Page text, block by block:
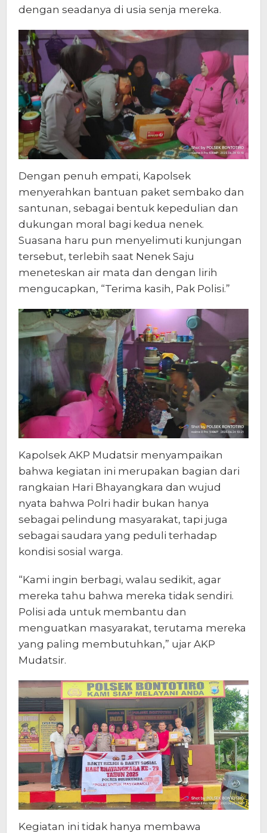
dengan seadanya di usia senja mereka.
Dengan penuh empati, Kapolsek
menyerahkan bantuan paket sembako dan
santunan, sebagai bentuk kepedulian dan
dukungan moral bagi kedua nenek.
Suasana haru pun menyelimuti kunjungan
tersebut, terlebih saat Nenek Saju
meneteskan air mata dan dengan lirih
mengucapkan, “Terima kasih, Pak Polisi.”
Kapolsek AKP Mudatsir menyampaikan
bahwa kegiatan ini merupakan bagian dari
rangkaian Hari Bhayangkara dan wujud
nyata bahwa Polri hadir bukan hanya
sebagai pelindung masyarakat, tapi juga
sebagai saudara yang peduli terhadap
kondisi sosial warga.
“Kami ingin berbagi, walau sedikit, agar
mereka tahu bahwa mereka tidak sendiri.
Polisi ada untuk membantu dan
menguatkan masyarakat, terutama mereka
yang paling membutuhkan,” ujar AKP
Mudatsir.
Kegiatan ini tidak hanya membawa